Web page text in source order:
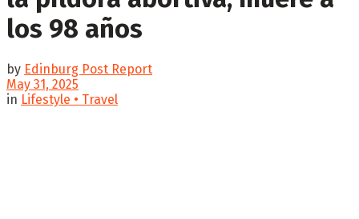
los 98 años
by Edinburg Post Report
May 31, 2025
in Lifestyle • Travel